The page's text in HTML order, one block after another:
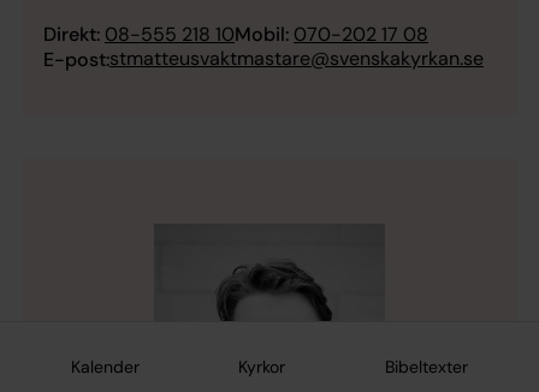
Kalender Kyrkor Bibeltexter
Direkt: 08-555 218 10Mobil: 070-202 17 08
E-post:stmatteusvaktmastare@svenskakyrkan.se